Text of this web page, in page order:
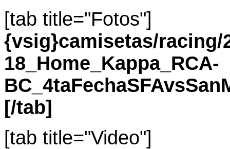
[tab title="Fotos"]
{vsig}camisetas/racing/
18_Home_Kappa_RCA-
[/tab]
[tab title="Video"]